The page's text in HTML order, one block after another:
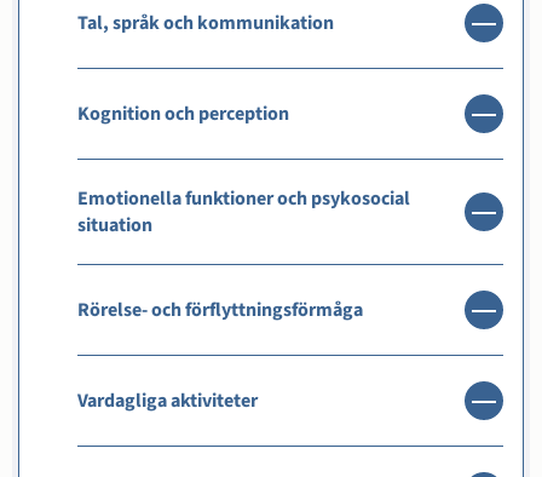
Tal, språk och kommunikation
Kognition och perception
Emotionella funktioner och psykosocial
situation
Rörelse- och förflyttningsförmåga
Vardagliga aktiviteter